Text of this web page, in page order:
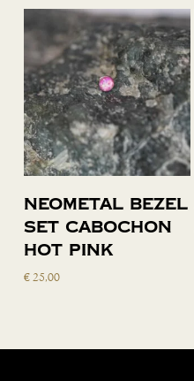
Toevoegen
aan
winkelwagen
Neometal bezel
set cabochon
hot pink
€25,00